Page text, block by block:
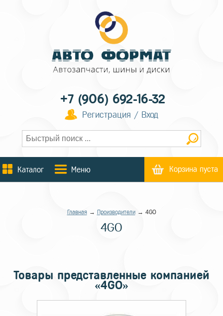
+7 (906) 692-16-32
Регистрация / Вход
Каталог Меню Корзина пуста
Главная→ Производители→ 4GO
4GO
Товары представленные компанией
«4GO»